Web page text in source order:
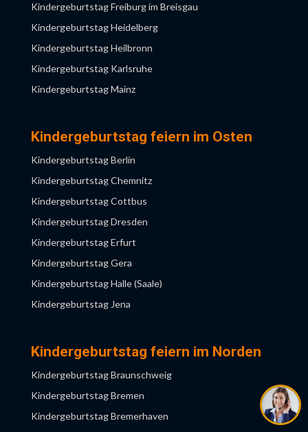
Kindergeburtstag Münster
Kindergeburtstag Neuss
Kindergeburtstag Niederrhein
Kindergeburtstag NRW
Kindergeburtstag Obertshausen
Kindergeburtstag Recklinghausen
Kindergeburtstag Remscheid
Kindergeburtstag Ruhrgebiet
Kindergeburtstag Solingen
Kindergeburtstag Freiburg im Breisgau
Kindergeburtstag Heidelberg
Kindergeburtstag Heilbronn
Kindergeburtstag Karlsruhe
Kindergeburtstag Mainz
Kindergeburtstag München
Kindergeburtstag feiern im Osten
Kindergeburtstag Berlin
Kindergeburtstag Chemnitz
Kindergeburtstag Cottbus
Kindergeburtstag Dresden
Kindergeburtstag Erfurt
Kindergeburtstag Gera
Kindergeburtstag Halle (Saale)
Kindergeburtstag Jena
Kindergeburtstag Magdeburg
Kindergeburtstag feiern im Norden
Kindergeburtstag Braunschweig
Kindergeburtstag Bremen
Kindergeburtstag Bremerhaven